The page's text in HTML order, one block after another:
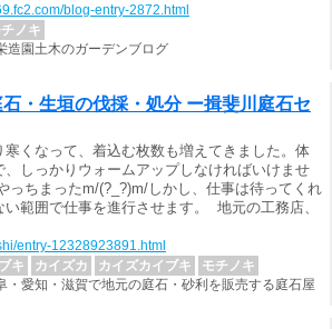
blog-entry-2872.html
ノキ
園土木のガーデンブログ
・生垣の伐採・処分 ー揖斐川庭石セ
寒くなって、着込む枚数も増えてきました。体
しっかりウォームアップしなければいけませ
っちまったm/(?_?)m/しかし、仕事は待ってくれ
い範囲で仕事を進行させます。 地元の工務店、
entry-12328923891.html
キ カイズカ カイズカイブキ
モチノキ
愛知・滋賀で地元の庭石・砂利を販売する庭石屋